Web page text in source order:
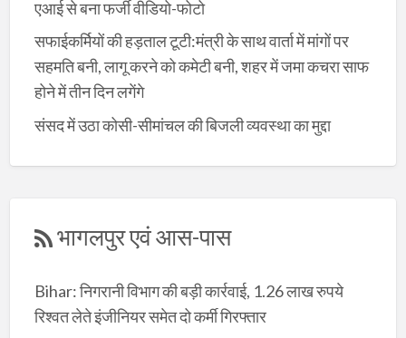
एआई से बना फर्जी वीडियो-फोटो
सफाईकर्मियों की हड़ताल टूटी:मंत्री के साथ वार्ता में मांगों पर
सहमति बनी, लागू करने को कमेटी बनी, शहर में जमा कचरा साफ
होने में तीन दिन लगेंगे
संसद में उठा कोसी-सीमांचल की बिजली व्यवस्था का मुद्दा
भागलपुर एवं आस-पास
Bihar: निगरानी विभाग की बड़ी कार्रवाई, 1.26 लाख रुपये
रिश्वत लेते इंजीनियर समेत दो कर्मी गिरफ्तार